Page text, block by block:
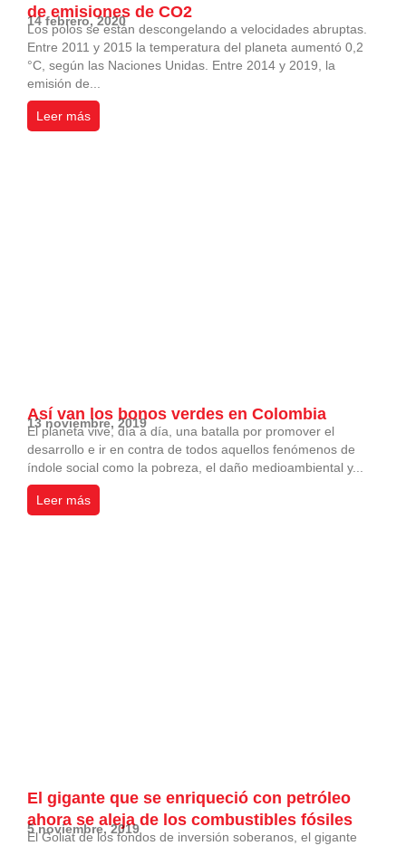
de emisiones de CO2
14 febrero, 2020
Los polos se están descongelando a velocidades abruptas.
Entre 2011 y 2015 la temperatura del planeta aumentó 0,2
°C, según las Naciones Unidas. Entre 2014 y 2019, la
emisión de...
Leer más
Así van los bonos verdes en Colombia
13 noviembre, 2019
El planeta vive, día a día, una batalla por promover el
desarrollo e ir en contra de todos aquellos fenómenos de
índole social como la pobreza, el daño medioambiental y...
Leer más
El gigante que se enriqueció con petróleo
ahora se aleja de los combustibles fósiles
5 noviembre, 2019
El Goliat de los fondos de inversión soberanos, el gigante